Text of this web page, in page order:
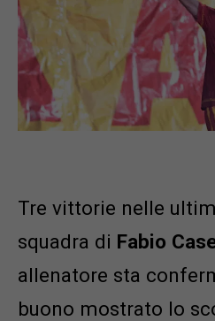
Tre vittorie nelle
squadra di Fabio
allenatore sta
buono mostrato lo